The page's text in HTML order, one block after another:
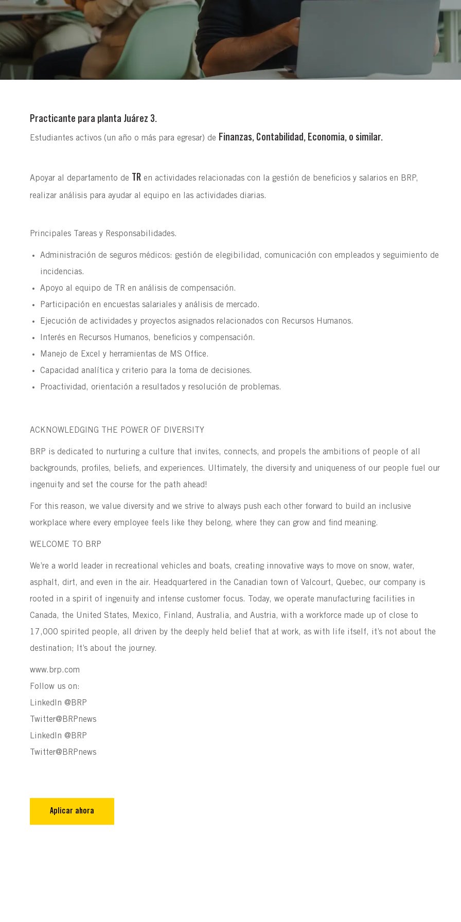
Practicante para planta Juárez 3.
Estudiantes activos (un año o más para egresar) de Finanzas, Contabilidad, Economia, o similar.
Apoyar al departamento de TR en actividades relacionadas con la gestión de beneficios y salarios en BRP,
realizar análisis para ayudar al equipo en las actividades diarias.
Principales Tareas y Responsabilidades.
Administración de seguros médicos: gestión de elegibilidad, comunicación con empleados y seguimiento de
incidencias.
Apoyo al equipo de TR en análisis de compensación.
Participación en encuestas salariales y análisis de mercado.
Ejecución de actividades y proyectos asignados relacionados con Recursos Humanos.
Interés en Recursos Humanos, beneficios y compensación.
Manejo de Excel y herramientas de MS Office.
Capacidad analítica y criterio para la toma de decisiones.
Proactividad, orientación a resultados y resolución de problemas.
ACKNOWLEDGING THE POWER OF DIVERSITY
BRP is dedicated to nurturing a culture that invites, connects, and propels the ambitions of people of all
backgrounds, profiles, beliefs, and experiences. Ultimately, the diversity and uniqueness of our people fuel our
ingenuity and set the course for the path ahead!
For this reason, we value diversity and we strive to always push each other forward to build an inclusive
workplace where every employee feels like they belong, where they can grow and find meaning.
WELCOME TO BRP
We’re a world leader in recreational vehicles and boats, creating innovative ways to move on snow, water,
asphalt, dirt, and even in the air. Headquartered in the Canadian town of Valcourt, Quebec, our company is
rooted in a spirit of ingenuity and intense customer focus. Today, we operate manufacturing facilities in
Canada, the United States, Mexico, Finland, Australia, and Austria, with a workforce made up of close to
17,000 spirited people, all driven by the deeply held belief that at work, as with life itself, it’s not about the
destination; It’s about the journey.
www.brp.com
Follow us on:
LinkedIn @BRP
Twitter@BRPnews
LinkedIn @BRP
Twitter@BRPnews
Aplicar ahora